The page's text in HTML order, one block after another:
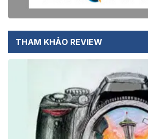
THAM KHẢO REVIEW